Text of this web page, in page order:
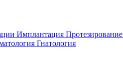
Имплантация Протезирование
Гнатология